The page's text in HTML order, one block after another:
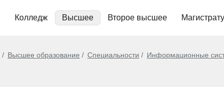
Колледж Высшее Второе высшее
Высшее образование Специальности Информационные